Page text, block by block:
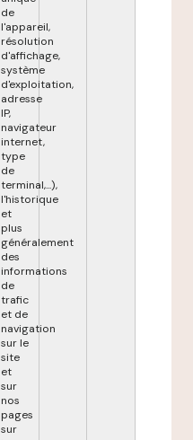
de
l'appareil,
résolution
d'affichage,
système
d'exploitation,
adresse
IP,
navigateur
internet,
type
de
terminal,...),
l'historique
et
plus
généralement
des
informations
de
trafic
et de
navigation
sur le
site
et
sur
nos
pages
sur